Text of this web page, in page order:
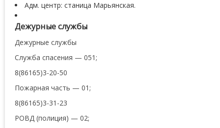
Адм. центр: станица Марьянская.
Дежурные службы
Дежурные службы
Служба спасения — 051;
8(86165)3-20-50
Пожарная часть — 01;
8(86165)3-31-23
РОВД (полиция) — 02;